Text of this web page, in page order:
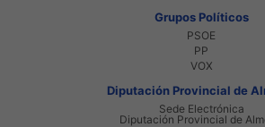
Grupos Políticos
PSOE
PP
VOX
Diputación Provincial de
Sede Electrónica
Diputación Provincial de